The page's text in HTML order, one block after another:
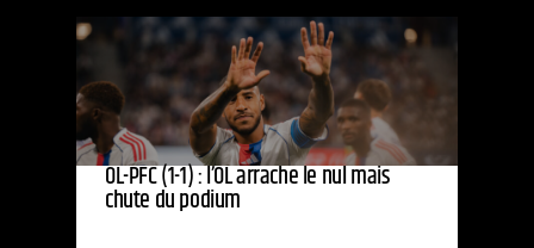
OL-PFC (1-1) : l’OL arrache le nul mais
chute du podium